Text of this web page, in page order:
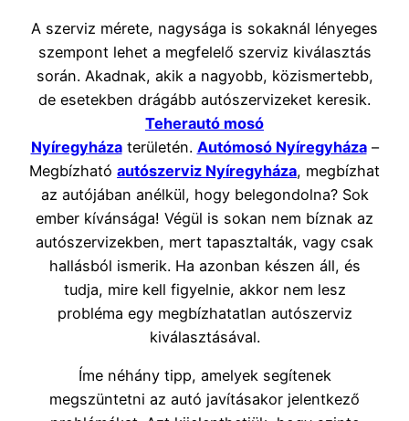
A szerviz mérete, nagysága is sokaknál lényeges
szempont lehet a megfelelő szerviz kiválasztás
során. Akadnak, akik a nagyobb, közismertebb,
de esetekben drágább autószervizeket keresik.
Teherautó mosó
Nyíregyházaterületén. Autómosó Nyíregyháza–
Megbízható autószerviz Nyíregyháza, megbízhat
az autójában anélkül, hogy belegondolna? Sok
ember kívánsága! Végül is sokan nem bíznak az
autószervizekben, mert tapasztalták, vagy csak
hallásból ismerik. Ha azonban készen áll, és
tudja, mire kell figyelnie, akkor nem lesz
probléma egy megbízhatatlan autószerviz
kiválasztásával.
Íme néhány tipp, amelyek segítenek
megszüntetni az autó javításakor jelentkező